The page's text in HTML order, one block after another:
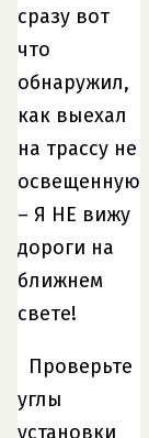
сразу вот
что
обнаружил,
как выехал
на трассу не
освещенную
– Я НЕ вижу
дороги на
ближнем
свете!
Проверьте
углы
установки